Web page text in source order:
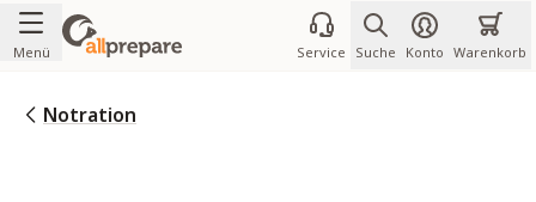
Zum Inhalt springen
Menü Service Suche Konto Warenkorb
Notration